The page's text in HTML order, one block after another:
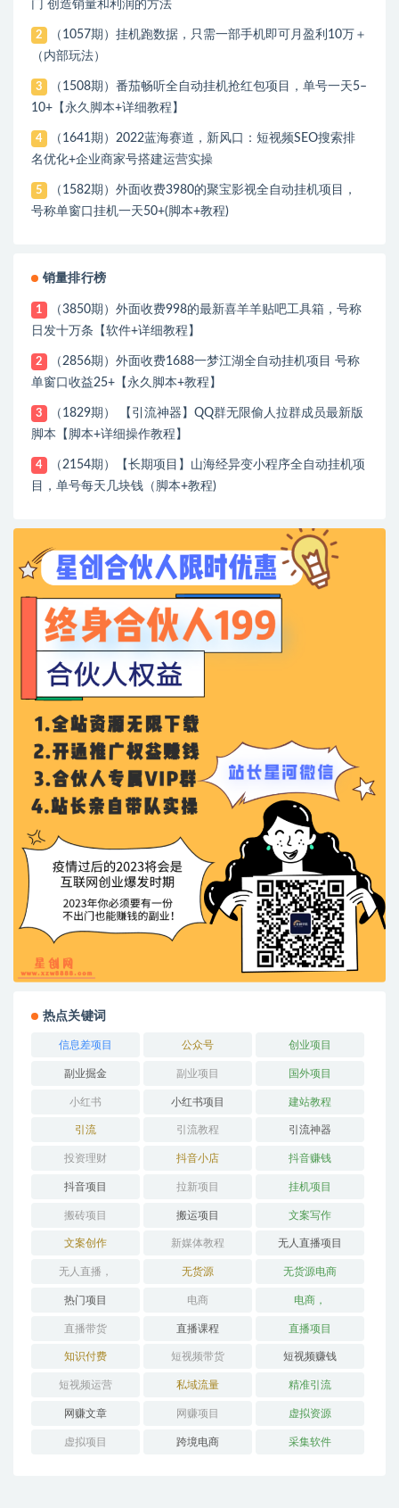
门 创造销量和利润的方法
2
（1057期）挂机跑数据，只需一部手机即可月盈利10万＋
（内部玩法）
3
（1508期）番茄畅听全自动挂机抢红包项目，单号一天5–
10+【永久脚本+详细教程】
4
（1641期）2022蓝海赛道，新风口：短视频SEO搜索排
名优化+企业商家号搭建运营实操
5
（1582期）外面收费3980的聚宝影视全自动挂机项目，
号称单窗口挂机一天50+(脚本+教程)
销量排行榜
1
（3850期）外面收费998的最新喜羊羊贴吧工具箱，号称
日发十万条【软件+详细教程】
2
（2856期）外面收费1688一梦江湖全自动挂机项目 号称
单窗口收益25+【永久脚本+教程】
3
（1829期） 【引流神器】QQ群无限偷人拉群成员最新版
脚本【脚本+详细操作教程】
4
（2154期）【长期项目】山海经异变小程序全自动挂机项
目，单号每天几块钱（脚本+教程)
热点关键词
信息差项目 公众号 创业项目
副业掘金 副业项目 国外项目
小红书 小红书项目 建站教程
引流 引流教程 引流神器
投资理财 抖音小店 抖音赚钱
抖音项目 拉新项目 挂机项目
搬砖项目 搬运项目 文案写作
文案创作 新媒体教程 无人直播项目
无人直播， 无货源 无货源电商
热门项目 电商 电商，
直播带货 直播课程 直播项目
知识付费 短视频带货 短视频赚钱
短视频运营 私域流量 精准引流
网赚文章 网赚项目 虚拟资源
虚拟项目 跨境电商 采集软件